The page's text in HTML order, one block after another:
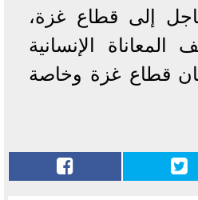
إلى قطاع غزة،
الإنسانية
قطاع غزة وخاصة